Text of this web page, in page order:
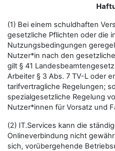
(1) Bei einem schuldhaften
gesetzliche Pflichten oder die
Nutzungsbedingungen
Nutzer*in nach den
gilt § 41
Arbeiter § 3 Abs. 7 TV-L oder
tarifvertragliche Regelungen;
spezialgesetzliche Regelung
Nutzer*innen für Vorsatz und
(2) IT.Services kann die
Onlineverbindung nicht
sich, vorübergehende